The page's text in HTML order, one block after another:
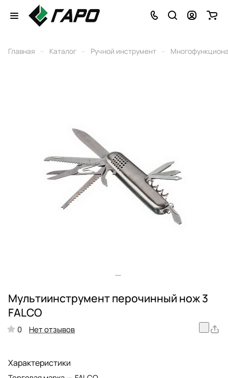
Главная – Каталог – Ручной инструмент –
Мультиинструмент перочинный нож 3
FALCO
0 Нет отзывов
Характеристики